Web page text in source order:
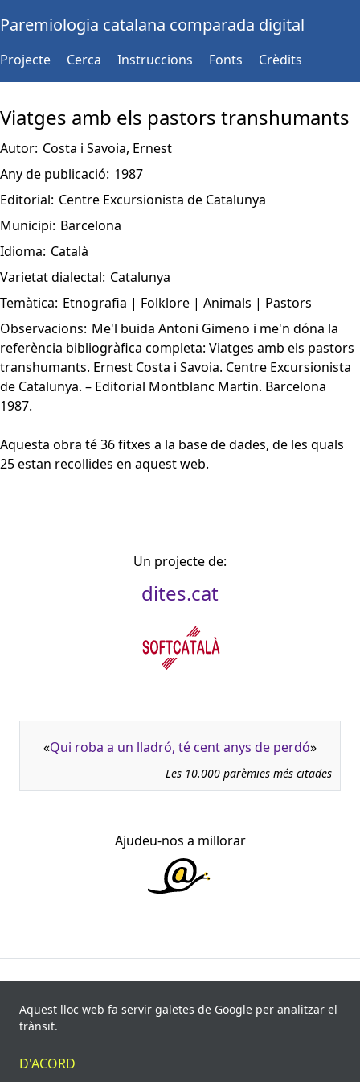
Paremiologia catalana comparada digital
Projecte Cerca Instruccions Fonts Crèdits
Viatges amb els pastors transhumants
Autor: Costa i Savoia, Ernest
Any de publicació: 1987
Editorial: Centre Excursionista de Catalunya
Municipi: Barcelona
Idioma: Català
Varietat dialectal: Catalunya
Temàtica: Etnografia | Folklore | Animals | Pastors
Observacions: Me'l buida Antoni Gimeno i me'n dóna la
referència bibliogràfica completa: Viatges amb els pastors
transhumants. Ernest Costa i Savoia. Centre Excursionista
de Catalunya. – Editorial Montblanc Martin. Barcelona
1987.
Aquesta obra té 36 fitxes a la base de dades, de les quals
25 estan recollides en aquest web.
Un projecte de:
dites.cat
«Qui roba a un lladró, té cent anys de perdó»
Les 10.000 parèmies més citades
Ajudeu-nos a millorar
recollides de 840 fonts i 8.113 informants. Última
Aquest lloc web fa servir galetes de Google per analitzar el
trànsit.
D'ACORD